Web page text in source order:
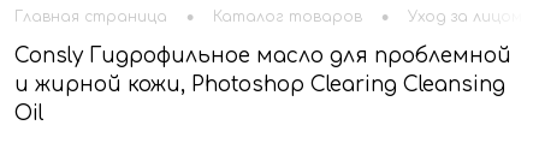
Главная страница • Каталог товаров • Уход за лицом
Consly Гидрофильное масло для проблемной
и жирной кожи, Photoshop Clearing Cleansing
Oil